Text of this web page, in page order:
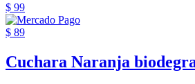
$ 99
$ 89
Cuchara Naranja